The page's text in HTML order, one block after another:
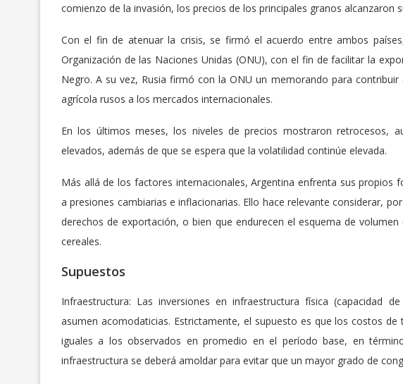
comienzo de la invasión, los precios de los principales granos alcanzaron
Con el fin de atenuar la crisis, se firmó el acuerdo entre ambos
Organización de las Naciones Unidas (ONU), con el fin de facilitar la
Negro. A su vez, Rusia firmó con la ONU un memorando para
agrícola rusos a los mercados internacionales.
En los últimos meses, los niveles de precios mostraron retrocesos,
elevados, además de que se espera que la volatilidad continúe elevada.
Más allá de los factores internacionales, Argentina enfrenta sus propios
a presiones cambiarias e inflacionarias. Ello hace relevante considerar,
derechos de exportación, o bien que endurecen el esquema de
cereales.
Supuestos
Infraestructura: Las inversiones en infraestructura física (capacidad
asumen acomodaticias. Estrictamente, el supuesto es que los costos
iguales a los observados en promedio en el período base, en
infraestructura se deberá amoldar para evitar que un mayor grado de